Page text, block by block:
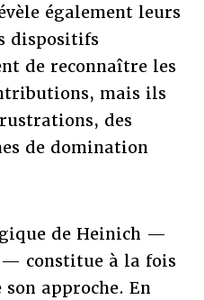
également leurs
dispositifs
de reconnaître les
mais ils
des
de domination
de Heinich —
constitue à la fois
approche. En